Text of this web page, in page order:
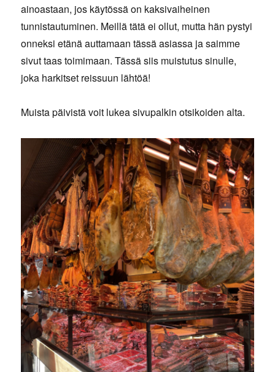
ainoastaan, jos käytössä on kaksivaiheinen
tunnistautuminen. Meillä tätä ei ollut, mutta hän pystyi
onneksi etänä auttamaan tässä asiassa ja saimme
sivut taas toimimaan. Tässä siis muistutus sinulle,
joka harkitset reissuun lähtöä!
Muista päivistä voit lukea sivupalkin otsikoiden alta.